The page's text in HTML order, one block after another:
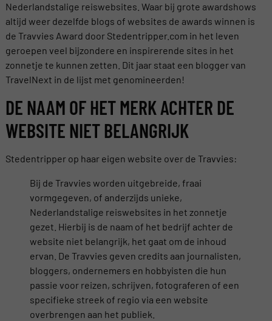
Nederlandstalige reiswebsites. Waar bij grote awardshows
altijd weer dezelfde blogs of websites de awards winnen is
de Travvies Award door Stedentripper.com in het leven
geroepen veel bijzondere en inspirerende sites in het
zonnetje te kunnen zetten. Dit jaar staat een blogger van
TravelNext in de lijst met genomineerden!
DE NAAM OF HET MERK ACHTER DE
WEBSITE NIET BELANGRIJK
Stedentripper op haar eigen website over de Travvies:
Bij de Travvies worden uitgebreide, fraai
vormgegeven, of anderzijds unieke,
Nederlandstalige reiswebsites in het zonnetje
gezet. Hierbij is de naam of het bedrijf achter de
website niet belangrijk, het gaat om de inhoud
ervan. De Travvies geven credits aan journalisten,
bloggers, ondernemers en hobbyisten die hun
passie voor reizen, schrijven, fotograferen of een
specifieke streek of regio via een website
overbrengen aan het publiek.